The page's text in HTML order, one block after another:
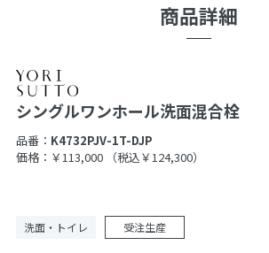
商品詳細
シングルワンホール洗面混合栓
品番： K4732PJV-1T-DJP
価格：￥113,000
（税込￥124,300）
洗面・トイレ 受注生産